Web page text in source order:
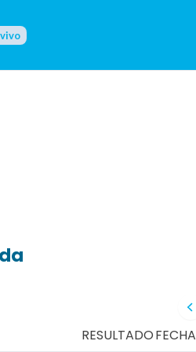
RESULTADOFECHA